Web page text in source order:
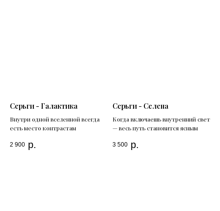
Серьги - Галактика
Внутри одной вселенной всегда
есть место контрастам
2 900 р.
Серьги - Селена
Когда включаешь внутренний свет
— весь путь становится ясным
3 500 р.